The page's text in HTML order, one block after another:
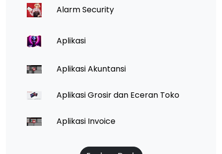
Alarm Security
Aplikasi
Aplikasi Akuntansi
Aplikasi Grosir dan Eceran Toko
Aplikasi Invoice